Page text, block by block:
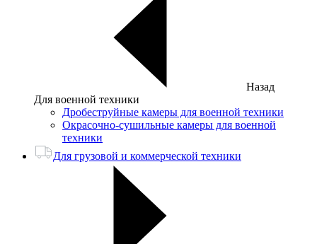
Назад
Для военной техники
Дробеструйные камеры для военной техники
Окрасочно-сушильные камеры для военной
техники
Для грузовой и коммерческой техники